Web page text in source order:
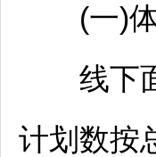
(一)体
线下面
计划数按